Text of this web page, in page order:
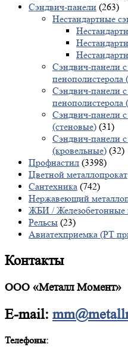
Сэндвич-панели (263)
Нестандартные
Сэндвич-панели
пенополистерола
Сэндвич-панели
пенополистерола
Сэндвич-панели
(стеновые) (31)
Сэндвич-панели
(кровельные) (32)
Профнастил (3398)
Цветной металлопрокат
Сантехника (742)
Нержавеющий
ЖБИ / Железобетонные
Рельсы (23)
Авиатехприемка (РТ
Контакты
ООО «Металл Момент»
E-mail:
Телефоны: